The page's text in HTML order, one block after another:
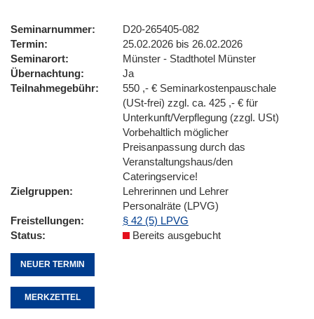
Seminarnummer
D20-265405-082
Termin
25.02.2026 bis 26.02.2026
Seminarort
Münster - Stadthotel Münster
Übernachtung
Ja
Teilnahmegebühr
550 ,- € Seminarkostenpauschale
(USt-frei) zzgl. ca. 425 ,- € für
Unterkunft/Verpflegung (zzgl. USt)
Vorbehaltlich möglicher
Preisanpassung durch das
Veranstaltungshaus/den
Cateringservice!
Zielgruppen
Lehrerinnen und Lehrer
Personalräte (LPVG)
Freistellungen
§ 42 (5) LPVG
Status
Bereits ausgebucht
NEUER TERMIN
MERKZETTEL